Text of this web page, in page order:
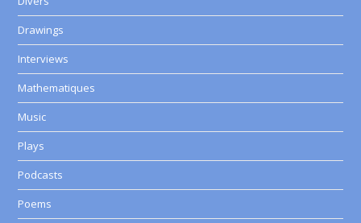
Drawings
Interviews
Mathematiques
Music
Plays
Podcasts
Poems